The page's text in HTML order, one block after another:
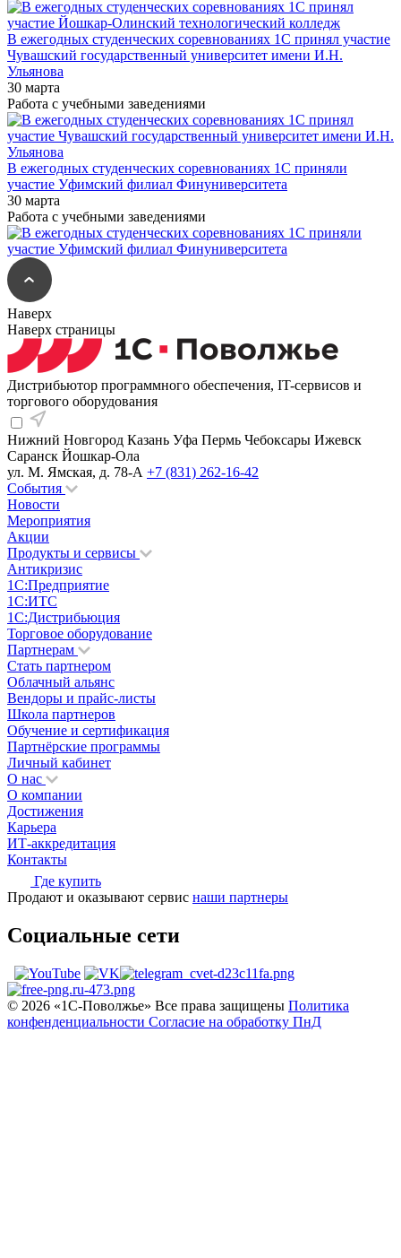
В ежегодных студенческих соревнованиях 1С принял участие
Чувашский государственный университет имени И.Н.
Ульянова
30 марта
Работа с учебными заведениями
В ежегодных студенческих соревнованиях 1С приняли
участие Уфимский филиал Финуниверситета
30 марта
Работа с учебными заведениями
Наверх
Наверх страницы
Дистрибьютор программного обеспечения, IT-сервисов и
торгового оборудования
Нижний Новгород Казань Уфа Пермь Чебоксары Ижевск
Саранск Йошкар-Ола
ул. М. Ямская, д. 78-А +7 (831) 262-16-42
События
Новости
Мероприятия
Акции
Продукты и сервисы
Антикризис
1С:Предприятие
1С:ИТС
1С:Дистрибьюция
Торговое оборудование
Партнерам
Стать партнером
Облачный альянс
Вендоры и прайс-листы
Школа партнеров
Обучение и сертификация
Партнёрские программы
Личный кабинет
О нас
О компании
Достижения
Карьера
ИТ-аккредитация
Контакты
Где купить
Продают и оказывают сервис наши партнеры
Социальные сети
© 2026 «1С‑Поволжье» Все права защищены Политика
конфенденциальности Согласие на обработку ПнД